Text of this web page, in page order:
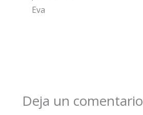
Eva
Deja un comentario